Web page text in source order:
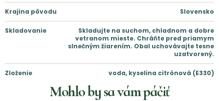
Krajina pôvodu Slovensko
Skladovanie
Skladujte na suchom, chladnom a dobre
vetranom mieste. Chráňte pred priamym
slnečným žiarením. Obal uchovávajte tesne
uzatvorený.
Zloženie voda, kyselina citrónová (E330)
Mohlo by sa vám páčiť